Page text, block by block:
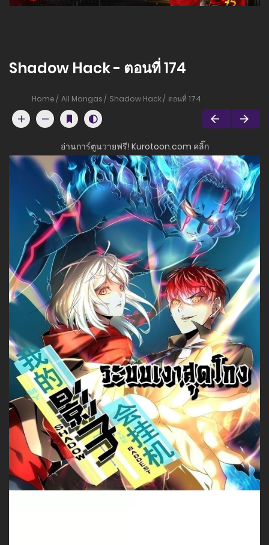
Shadow Hack - ตอนที่ 174
Home All Mangas Shadow Hack ตอนที่ 174
อ่านการ์ตูนวายฟรี! Kurotoon.com คลิ๊ก